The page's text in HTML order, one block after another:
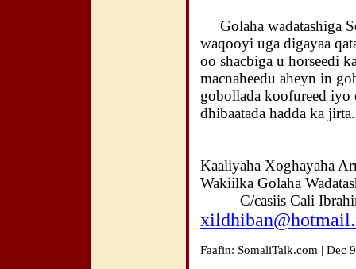
Golaha wadatashiga
waqooyi uga digayaa
oo shacbiga u horseedi
macnaheedu aheyn in
gobollada koofureed iyo
dhibaatada hadda ka
Kaaliyaha Xoghayaha
Wakiilka Golaha
C/casiis Cali
Faafin: SomaliTalk.com | Dec